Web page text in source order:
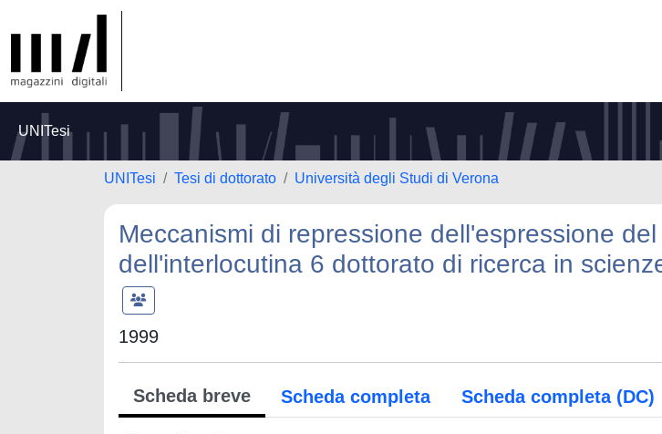
UNITesi
UNITesi Tesi di dottorato Università degli Studi di Verona
Meccanismi di repressione dell'espressione
dell'interlocutina 6 dottorato di ricerca in
1999
Scheda breve Scheda completa Scheda completa (DC)